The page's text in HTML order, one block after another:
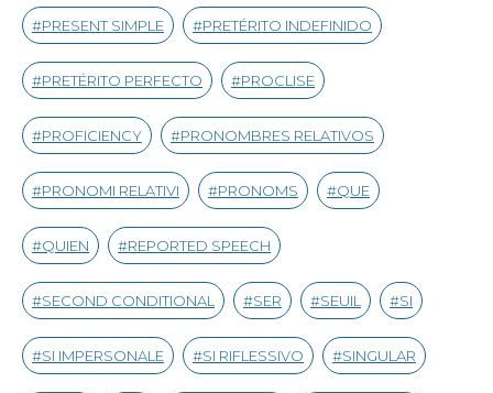
PRESENT SIMPLE PRETÉRITO INDEFINIDO
PRETÉRITO PERFECTO PROCLISE
PROFICIENCY PRONOMBRES RELATIVOS
PRONOMI RELATIVI PRONOMS QUE
QUIEN REPORTED SPEECH
SECOND CONDITIONAL SER SEUIL SI
SI IMPERSONALE SI RIFLESSIVO SINGULAR